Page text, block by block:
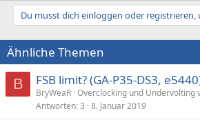
Du musst dich einloggen oder
Ähnliche Themen
B FSB limit? (GA-P35-DS3,
BryWeaR Overclocking und Undervolting
Antworten 3 8. Januar 2019